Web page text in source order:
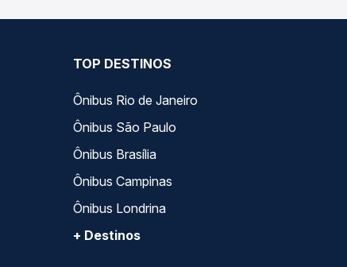
TOP DESTINOS
Ônibus Rio de Janeiro
Ônibus São Paulo
Ônibus Brasília
Ônibus Campinas
Ônibus Londrina
+ Destinos